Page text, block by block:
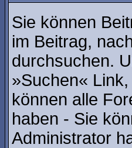
Sie können
im Beitrag,
durchsuchen.
»Suchen«
können alle
haben - Sie
Administrator